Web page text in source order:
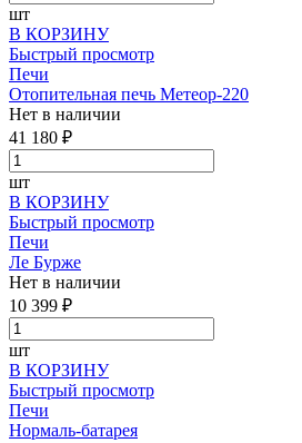
шт
В КОРЗИНУ
Быстрый просмотр
Печи
Отопительная печь Метеор-220
Нет в наличии
41 180 ₽
шт
В КОРЗИНУ
Быстрый просмотр
Печи
Ле Бурже
Нет в наличии
10 399 ₽
шт
В КОРЗИНУ
Быстрый просмотр
Печи
Нормаль-батарея